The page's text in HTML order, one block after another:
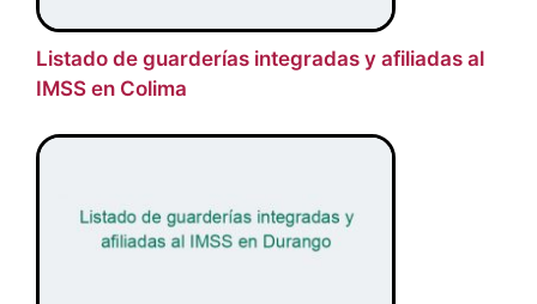
Listado de guarderías integradas y afiliadas al
IMSS en Colima